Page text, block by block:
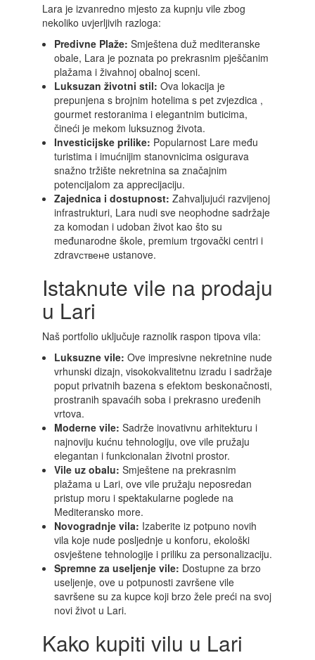
Lara je izvanredno mjesto za kupnju vile zbog
nekoliko uvjerljivih razloga:
Predivne Plaže: Smještena duž mediteranske
obale, Lara je poznata po prekrasnim pješčanim
plažama i živahnoj obalnoj sceni.
Luksuzan životni stil: Ova lokacija je
prepunjena s brojnim hotelima s pet zvjezdica ,
gourmet restoranima i elegantnim buticima,
čineći je mekom luksuznog života.
Investicijske prilike: Popularnost Lare među
turistima i imućnijim stanovnicima osigurava
snažno tržište nekretnina sa značajnim
potencijalom za apprecijaciju.
Zajednica i dostupnost: Zahvaljujući razvijenoj
infrastrukturi, Lara nudi sve neophodne sadržaje
za komodan i udoban život kao što su
međunarodne škole, premium trgovački centri i
zdravственe ustanove.
Istaknute vile na prodaju
u Lari
Naš portfolio uključuje raznolik raspon tipova vila:
Luksuzne vile: Ove impresivne nekretnine nude
vrhunski dizajn, visokokvalitetnu izradu i sadržaje
poput privatnih bazena s efektom beskonačnosti,
prostranih spavaćih soba i prekrasno uređenih
vrtova.
Moderne vile: Sadrže inovativnu arhitekturu i
najnoviju kućnu tehnologiju, ove vile pružaju
elegantan i funkcionalan životni prostor.
Vile uz obalu: Smještene na prekrasnim
plažama u Lari, ove vile pružaju neposredan
pristup moru i spektakularne poglede na
Mediteransko more.
Novogradnje vila: Izaberite iz potpuno novih
vila koje nude posljednje u konforu, ekološki
osvještene tehnologije i priliku za personalizaciju.
Spremne za useljenje vile: Dostupne za brzo
useljenje, ove u potpunosti završene vile
savršene su za kupce koji brzo žele preći na svoj
novi život u Lari.
Kako kupiti vilu u Lari